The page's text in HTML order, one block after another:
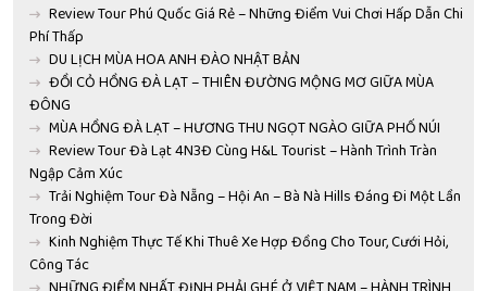
Review Tour Phú Quốc Giá Rẻ – Những Điểm Vui Chơi Hấp Dẫn Chi
Phí Thấp
DU LỊCH MÙA HOA ANH ĐÀO NHẬT BẢN
ĐỒI CỎ HỒNG ĐÀ LẠT – THIÊN ĐƯỜNG MỘNG MƠ GIỮA MÙA
ĐÔNG
MÙA HỒNG ĐÀ LẠT – HƯƠNG THU NGỌT NGÀO GIỮA PHỐ NÚI
Review Tour Đà Lạt 4N3Đ Cùng H&L Tourist – Hành Trình Tràn
Ngập Cảm Xúc
Trải Nghiệm Tour Đà Nẵng – Hội An – Bà Nà Hills Đáng Đi Một Lần
Trong Đời
Kinh Nghiệm Thực Tế Khi Thuê Xe Hợp Đồng Cho Tour, Cưới Hỏi,
Công Tác